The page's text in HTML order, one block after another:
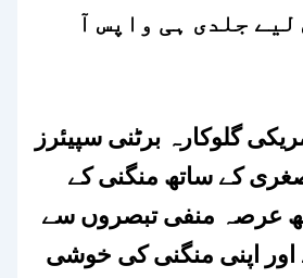
جلدی ہی واپس آ
گلوکارہ برٹنی سپیئرز
کے ساتھ منگنی کے
عرصہ منفی تبصروں سے
اور اپنی منگنی کی خوشی